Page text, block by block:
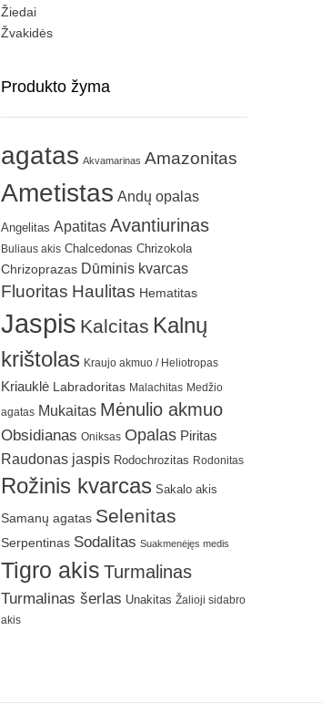
Žiedai
Žvakidės
Produkto žyma
agatas Akvamarinas Amazonitas
Ametistas Andų opalas
Angelitas Apatitas Avantiurinas
Buliaus akis Chalcedonas Chrizokola
Chrizoprazas Dūminis kvarcas
Fluoritas Haulitas Hematitas
Jaspis Kalcitas Kalnų
krištolas Kraujo akmuo / Heliotropas
Kriauklė Labradoritas Malachitas Medžio
agatas Mukaitas Mėnulio akmuo
Obsidianas Oniksas Opalas Piritas
Raudonas jaspis Rodochrozitas Rodonitas
Rožinis kvarcas Sakalo akis
Samanų agatas Selenitas
Serpentinas Sodalitas Suakmenėjęs medis
Tigro akis Turmalinas
Turmalinas šerlas Unakitas Žalioji sidabro
akis